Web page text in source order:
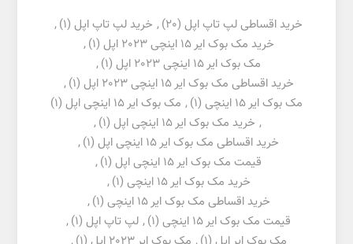
خرید اقساطی لپ تاپ اپل (20)
, خرید لپ تاپ اپل (1)
,
خرید مک بوک ایر 15 اینچی 2023 اپل
(1)
,
مک بوک ایر 15 اینچی 2023 اپل
(1)
,
خرید اقساطی مک بوک ایر 15 اینچی 2023 اپل
(1)
,
مک بوک ایر 15 اینچی
(1)
, مک بوک ایر 15 اینچی اپل
(1)
, خرید مک بوک ایر 15 اینچی اپل (1)
,
خرید اقساطی مک بوک ایر 15 اینچی اپل
(1)
,
قیمت مک بوک ایر 15 اینچی اپل
(1)
,
خرید مک بوک ایر 15 اینچی
(1)
,
خرید اقساطی مک بوک ایر 15 اینچی
(1)
,
قیمت مک بوک ایر 15 اینچی
(1)
, لپ تاپ اپل (1)
,